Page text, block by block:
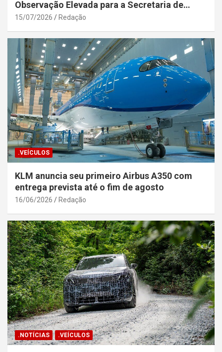
Observação Elevada para a Secretaria de
Segurança Pública da Bahia
15/07/2026 Redação
.VEÍCULOS
KLM anuncia seu primeiro Airbus A350 com
entrega prevista até o fim de agosto
16/06/2026 Redação
.NOTÍCIAS .VEÍCULOS